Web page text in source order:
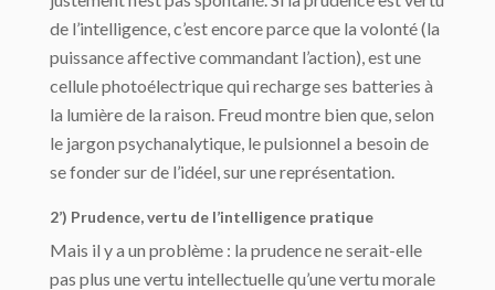
de l’intelligence, c’est encore parce que la volonté (la
puissance affective commandant l’action), est une
cellule photoélectrique qui recharge ses batteries à
la lumière de la raison. Freud montre bien que, selon
le jargon psychanalytique, le pulsionnel a besoin de
se fonder sur de l’idéel, sur une représentation.
2’) Prudence, vertu de l’intelligence pratique
Mais il y a un problème : la prudence ne serait-elle
pas plus une vertu intellectuelle qu’une vertu morale